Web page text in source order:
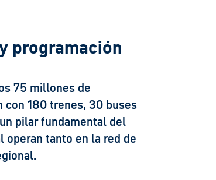
programación
75 millones de
con 180 trenes, 30 buses
pilar fundamental del
operan tanto en la red de